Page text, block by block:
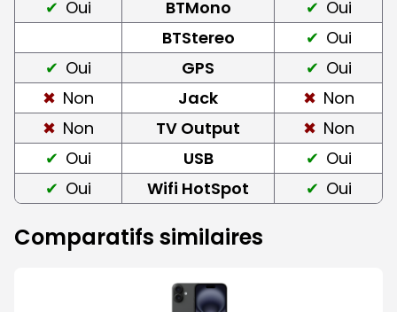
Oui
BTMono
Oui
BTStereo
Oui
Oui
GPS
Oui
Non
Jack
Non
Non
TV Output
Non
Oui
USB
Oui
Oui
Wifi HotSpot Oui
Comparatifs similaires